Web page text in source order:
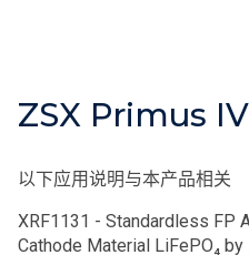
ZSX Primus
以下应用说明与本产品相关
XRF1131 - Standardless FP
Cathode Material LiFePO₄